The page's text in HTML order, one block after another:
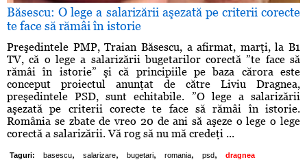
Băsescu: O lege a salarizării aşezată pe criterii corecte
te face să rămâi în istorie
Preşedintele PMP, Traian Băsescu, a afirmat, marţi, la B1
TV, că o lege a salarizării bugetarilor corectă ”te face să
rămâi în istorie” şi că principiile pe baza cărora este
conceput proiectul anunţat de către Liviu Dragnea,
preşedintele PSD, sunt echitabile. ”O lege a salarizării
aşezată pe criterii corecte te face să rămâi în istorie.
România se zbate de vreo 20 de ani să aşeze o lege o lege
corectă a salarizării. Vă rog să nu mă credeţi ...
Taguri: basescu, salarizare, bugetari, romania, psd, dragnea